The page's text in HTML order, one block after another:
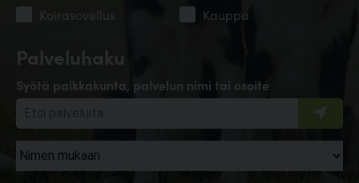
Palveluhaku
Syötä paikkakunta, palvelun nimi tai osoite
Koirasovellus
Kauppa